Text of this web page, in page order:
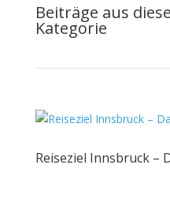
Beiträge aus
Kategorie
Reiseziel Innsbruck –